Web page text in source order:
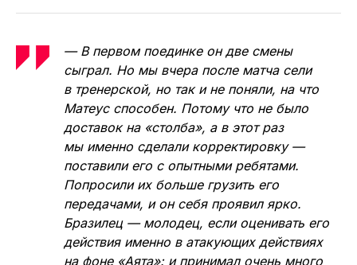
— В первом поединке он две смены
сыграл. Но мы вчера после матча сели
в тренерской, но так и не поняли, на что
Матеус способен. Потому что не было
доставок на «столба», а в этот раз
мы именно сделали корректировку —
поставили его с опытными ребятами.
Попросили их больше грузить его
передачами, и он себя проявил ярко.
Бразилец — молодец, если оценивать его
действия именно в атакующих действиях
на фоне «Аята»: и принимал очень много